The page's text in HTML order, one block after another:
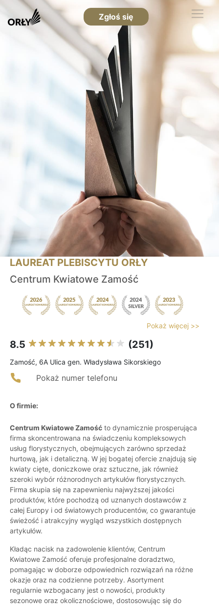
Zgłoś się
LAUREAT PLEBISCYTU ORŁY
Centrum Kwiatowe Zamość
Pokaż więcej >>
8.5 (251)
Zamość, 6A Ulica gen. Władysława Sikorskiego
Pokaż numer telefonu
O firmie:
Centrum Kwiatowe Zamość to dynamicznie prosperująca
firma skoncentrowana na świadczeniu kompleksowych
usług florystycznych, obejmujących zarówno sprzedaż
hurtową, jak i detaliczną. W jej bogatej ofercie znajdują się
kwiaty cięte, doniczkowe oraz sztuczne, jak również
szeroki wybór różnorodnych artykułów florystycznych.
Firma skupia się na zapewnieniu najwyższej jakości
produktów, które pochodzą od uznanych dostawców z
całej Europy i od światowych producentów, co gwarantuje
świeżość i atrakcyjny wygląd wszystkich dostępnych
artykułów.
Kładąc nacisk na zadowolenie klientów, Centrum
Kwiatowe Zamość oferuje profesjonalne doradztwo,
pomagając w doborze odpowiednich rozwiązań na różne
okazje oraz na codzienne potrzeby. Asortyment
regularnie wzbogacany jest o nowości, produkty
sezonowe oraz okolicznościowe, dostosowując się do